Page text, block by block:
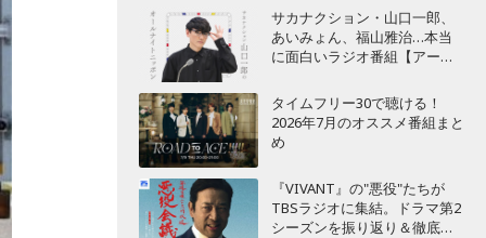
サカナクション・山口一郎、
あいみょん、福山雅治…本当
に面白いラジオ番組【アーテ
タイムフリー30で聴ける！
2026年7月のオススメ番組まと
め
『VIVANT』の"悪役"たちが
TBSラジオに集結。ドラマ第2
シーズンを振り返り＆徹底考